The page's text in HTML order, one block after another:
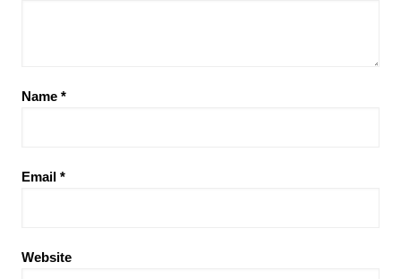
Name *
Email *
Website